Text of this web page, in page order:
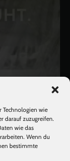
wie
darauf zuzugreifen.
wie das
Wenn du
bestimmte